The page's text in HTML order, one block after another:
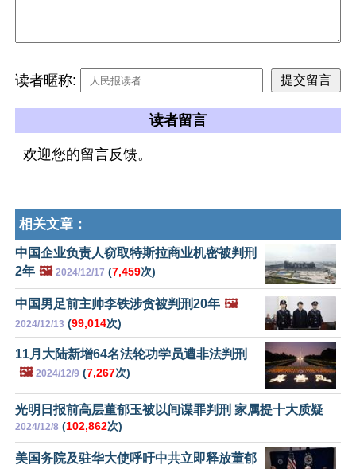
读者暱称:
读者留言
欢迎您的留言反馈。
相关文章：
中国企业负责人窃取特斯拉商业机密被判刑
2年 🖼️ 2024/12/17 (7,459次)
中国男足前主帅李铁涉贪被判刑20年 🖼️
2024/12/13 (99,014次)
11月大陆新增64名法轮功学员遭非法判刑
🖼️ 2024/12/9 (7,267次)
光明日报前高层董郁玉被以间谍罪判刑 家属提十大质疑
2024/12/8 (102,862次)
美国务院及驻华大使呼吁中共立即释放董郁